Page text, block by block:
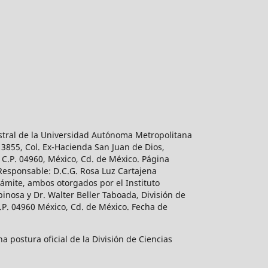
de la Universidad Autónoma Metropolitana
Col. Ex-Hacienda San Juan de Dios,
04960, México, Cd. de México. Página
D.C.G. Rosa Luz Cartajena
ambos otorgados por el Instituto
y Dr. Walter Beller Taboada, División de
04960 México, Cd. de México. Fecha de
postura oficial de la División de Ciencias